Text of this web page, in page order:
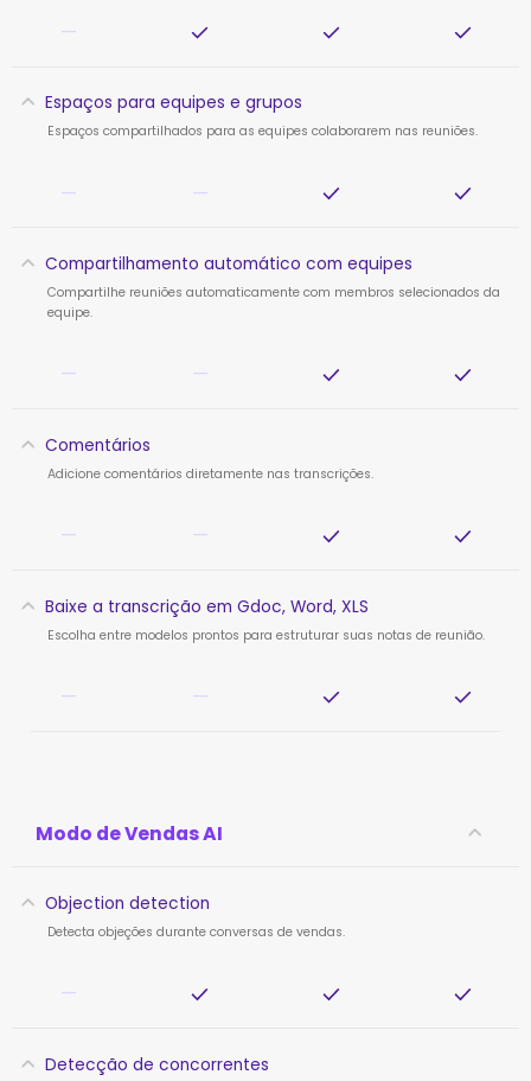
—
Espaços para equipes e grupos
Espaços compartilhados para as equipes colaborarem nas reuniões.
— —
Compartilhamento automático com equipes
Compartilhe reuniões automaticamente com membros selecionados da
equipe.
— —
Comentários
Adicione comentários diretamente nas transcrições.
— —
Baixe a transcrição em Gdoc, Word, XLS
Escolha entre modelos prontos para estruturar suas notas de reunião.
— —
Modo de Vendas AI
Objection detection
Detecta objeções durante conversas de vendas.
—
Detecção de concorrentes